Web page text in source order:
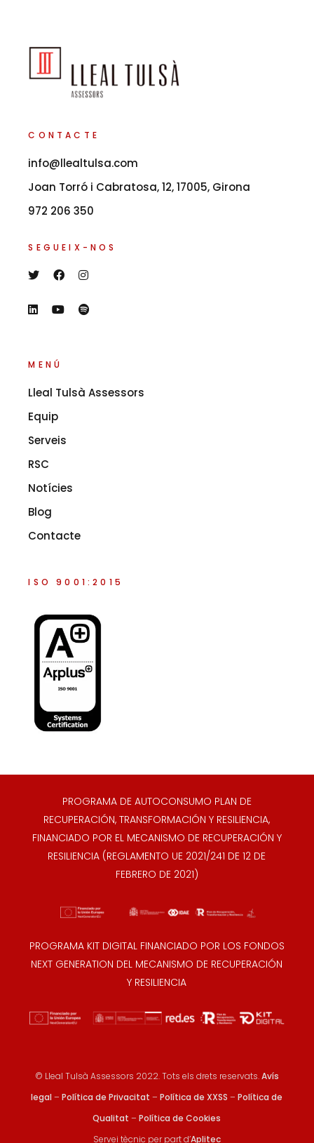
CONTACTE
info@llealtulsa.com
Joan Torró i Cabratosa, 12, 17005, Girona
972 206 350
SEGUEIX-NOS
MENÚ
Lleal Tulsà Assessors
Equip
Serveis
RSC
Notícies
Blog
Contacte
ISO 9001:2015
PROGRAMA DE AUTOCONSUMO PLAN DE
RECUPERACIÓN, TRANSFORMACIÓN Y RESILIENCIA,
FINANCIADO POR EL MECANISMO DE RECUPERACIÓN Y
RESILIENCIA (REGLAMENTO UE 2021/241 DE 12 DE
FEBRERO DE 2021)
PROGRAMA KIT DIGITAL FINANCIADO POR LOS FONDOS
NEXT GENERATION DEL MECANISMO DE RECUPERACIÓN
Y RESILIENCIA
© Lleal Tulsà Assessors 2022. Tots els drets reservats.Avís
legal–Política de Privacitat –Política de XXSS –Política de
Qualitat –Política de Cookies
Servei tècnic per part d’Aplitec